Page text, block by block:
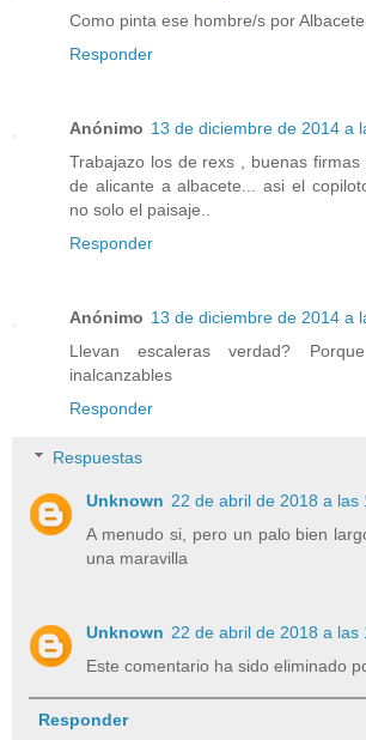
Como pinta ese hombre/s por
Responder
Anónimo 13 de diciembre de 2014 a
Trabajazo los de rexs , buenas
de alicante a albacete... asi el
no solo el paisaje..
Responder
Anónimo 13 de diciembre de 2014 a
Llevan escaleras verdad?
inalcanzables
Responder
Respuestas
Unknown 22 de abril de 2018 a las
A menudo si, pero un palo bien
una maravilla
Unknown 22 de abril de 2018 a las
Este comentario ha sido eliminado
Responder